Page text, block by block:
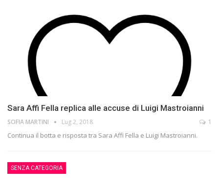
Sara Affi Fella replica alle accuse di Luigi Mastroianni
SOFIA MARTINI Lug 2, 2018 1
Continua il botta e risposta tra Sara Affi Fella e Luigi Mastroianni.
SENZA CATEGORIA